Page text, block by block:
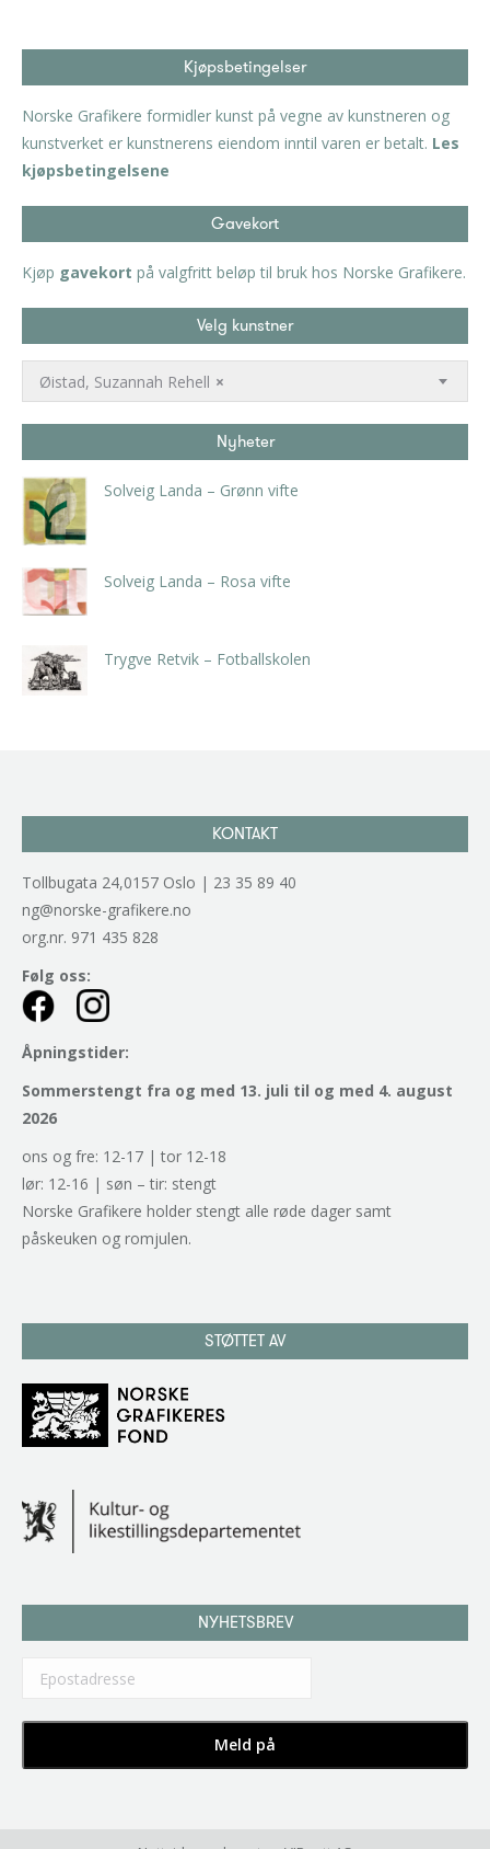
Kjøpsbetingelser
Norske Grafikere formidler kunst på vegne av kunstneren og
kunstverket er kunstnerens eiendom inntil varen er betalt. Les
kjøpsbetingelsene
Gavekort
Kjøp gavekort på valgfritt beløp til bruk hos Norske Grafikere.
Velg kunstner
×
Øistad, Suzannah Rehell
Nyheter
Solveig Landa – Grønn vifte
Solveig Landa – Rosa vifte
Trygve Retvik – Fotballskolen
KONTAKT
Tollbugata 24,0157 Oslo | 23 35 89 40
ng@norske-grafikere.no
org.nr. 971 435 828
Følg oss:
Åpningstider:
Sommerstengt fra og med 13. juli til og med 4. august
2026
ons og fre: 12-17 | tor 12-18
lør: 12-16 | søn – tir: stengt
Norske Grafikere holder stengt alle røde dager samt
påskeuken og romjulen.
STØTTET AV
NYHETSBREV